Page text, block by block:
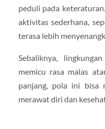
peduli pada
aktivitas sederhana,
terasa lebih
Sebaliknya,
memicu rasa malas
panjang, pola ini bisa
merawat diri dan